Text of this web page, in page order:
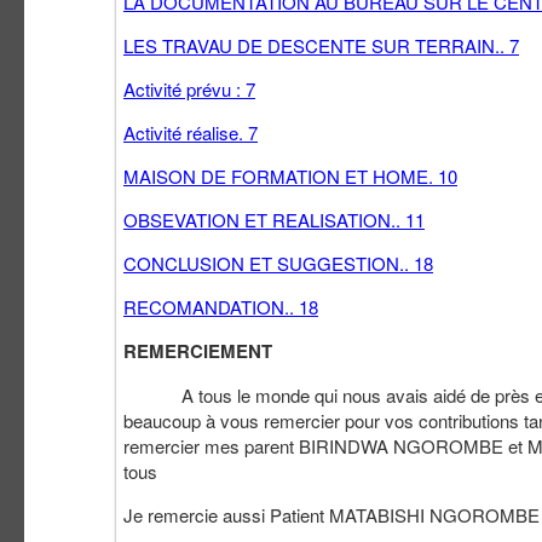
LES TRAVAU DE DESCENTE SUR TERRAIN.. 7
Activité prévu : 7
Activité réalise. 7
MAISON DE FORMATION ET HOME. 10
OBSEVATION ET REALISATION.. 11
CONCLUSION ET SUGGESTION.. 18
RECOMANDATION.. 18
REMERCIEMENT
A tous le monde qui nous avais aidé de près et
beaucoup à vous remercier pour vos contributions
remercier mes parent BIRINDWA NGOROMBE et
tous
Je remercie aussi Patient MATABISHI